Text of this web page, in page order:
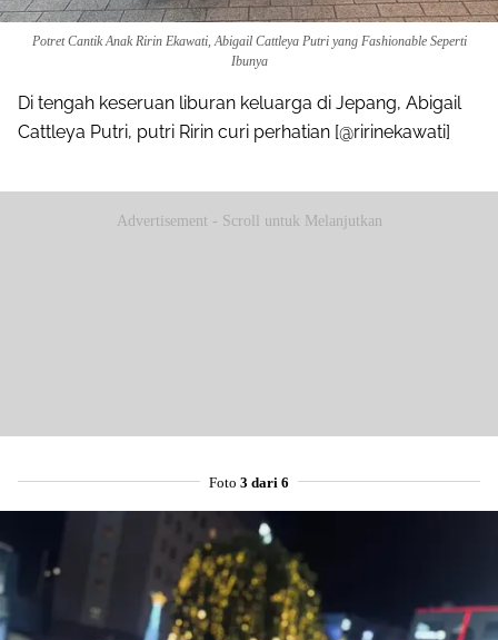
Potret Cantik Anak Ririn Ekawati, Abigail Cattleya Putri yang Fashionable Seperti
Ibunya
Di tengah keseruan liburan keluarga di Jepang, Abigail
Cattleya Putri, putri Ririn curi perhatian [@ririnekawati]
Advertisement - Scroll untuk Melanjutkan
Foto 3 dari 6